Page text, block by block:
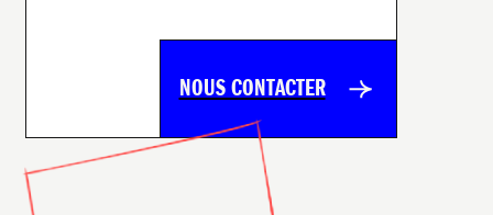
NOUS CONTACTER